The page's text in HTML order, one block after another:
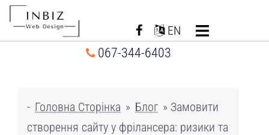
Перейти
EN
067-344-6403
- Головна Сторінка » Блог » Замовити
створення сайту у фрілансера: ризики та